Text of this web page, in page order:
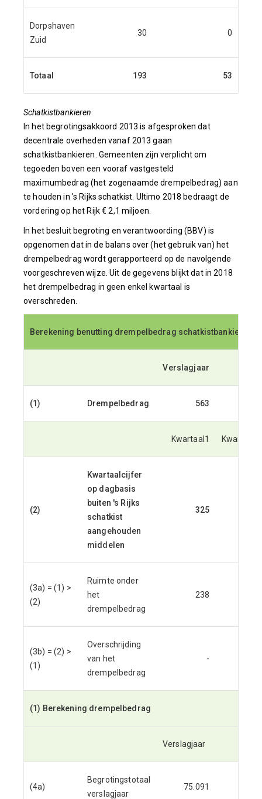
Dorpshaven
Zuid
30 0
Totaal 193 53
Schatkistbankieren
In het begrotingsakkoord 2013 is afgesproken dat
decentrale overheden vanaf 2013 gaan
schatkistbankieren. Gemeenten zijn verplicht om
tegoeden boven een vooraf vastgesteld
maximumbedrag (het zogenaamde drempelbedrag) aan
te houden in 's Rijks schatkist. Ultimo 2018 bedraagt de
vordering op het Rijk € 2,1 miljoen.
In het besluit begroting en verantwoording (BBV) is
opgenomen dat in de balans over (het gebruik van) het
drempelbedrag wordt gerapporteerd op de navolgende
voorgeschreven wijze. Uit de gegevens blijkt dat in 2018
het drempelbedrag in geen enkel kwartaal is
overschreden.
Berekening benutting drempelbedrag schatkistbankieren
Berekening benutting drempelbedrag schatkistbankieren
Verslagjaar
(1) Drempelbedrag 563
Kwartaal1 Kwartaal2
(2)
Kwartaalcijfer
op dagbasis
buiten 's Rijks
schatkist
aangehouden
middelen
325
(3a) = (1) >
(2)
Ruimte onder
het
drempelbedrag
238
(3b) = (2) >
(1)
Overschrijding
van het
drempelbedrag
-
(1) Berekening drempelbedrag
Verslagjaar
(4a)
Begrotingstotaal
verslagjaar
75.091